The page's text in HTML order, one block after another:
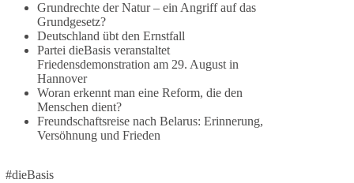
🕊 Wir wollen den Krieg mit Russland nicht!
Am 20. Juni 2026 fand in Berlin am
Brandenburger Tor die Demonstration mit dem
Motto „Russland ist nicht unser Feind“ statt.
Hier ein Auszug aus der Rede von der
Bundestagsabgeordneten Sevim Dağdelen
Grundrechte der Natur – ein Angriff auf das
Grundgesetz?
Deutschland übt den Ernstfall
Partei dieBasis veranstaltet
Friedensdemonstration am 29. August in
Hannover
Woran erkennt man eine Reform, die den
Menschen dient?
Freundschaftsreise nach Belarus: Erinnerung,
Versöhnung und Frieden
#dieBasis